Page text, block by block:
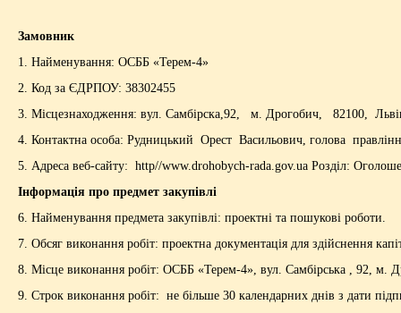
Замовник
1. Найменування: ОСББ «Терем-4»
2. Код за ЄДРПОУ: 38302455
3. Місцезнаходження: вул. Самбірска,92, м. Дрогобич, 82100,
4. Контактна особа: Рудницький Орест Васильович, голова
5. Адреса веб-сайту: http//www.drohobych-rada.gov.ua Розділ:
Інформація про предмет закупівлі
6. Найменування предмета закупівлі: проектні та пошукові роботи.
7. Обсяг виконання робіт: проектна документація для здійснення
8. Місце виконання робіт: ОСББ «Терем-4», вул. Самбірська , 92, м.
9. Строк виконання робіт: не більше 30 календарних днів з дати